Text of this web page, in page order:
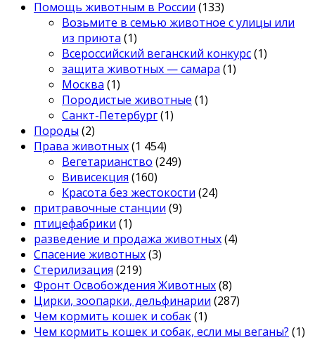
Помощь животным в России (133)
Возьмите в семью животное с улицы или
из приюта (1)
Всероссийский веганский конкурс(1)
защита животных — самара (1)
Москва (1)
Породистые животные (1)
Санкт-Петербург(1)
Породы (2)
Права животных(1 454)
Вегетарианство (249)
Вивисекция (160)
Красота без жестокости (24)
притравочные станции (9)
птицефабрики (1)
разведение и продажа животных(4)
Спасение животных(3)
Стерилизация (219)
Фронт Освобождения Животных(8)
Цирки, зоопарки, дельфинарии (287)
Чем кормить кошек и собак(1)
Чем кормить кошек и собак, если мы веганы? (1)